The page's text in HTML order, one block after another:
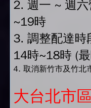
2. 週一 ~ 週
~19時
3. 調整配達時
14時~18時 (
4. 取消新竹市及竹北
大台北市